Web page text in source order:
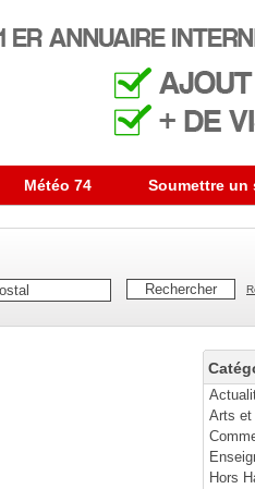
Météo 74 Soumettre un
Arts et
Hors